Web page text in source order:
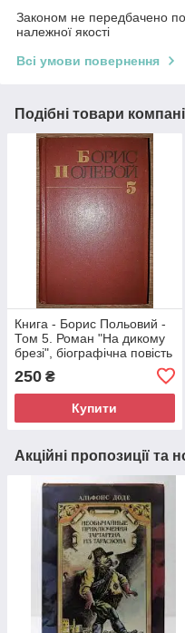
Законом не передбачено
належної якості
Всі умови повернення
Подібні товари
Книга - Борис Польовий -
Том 5. Роман "На дикому
брезі", біографічна повість
250 ₴
Купити
Акційні пропозиції та